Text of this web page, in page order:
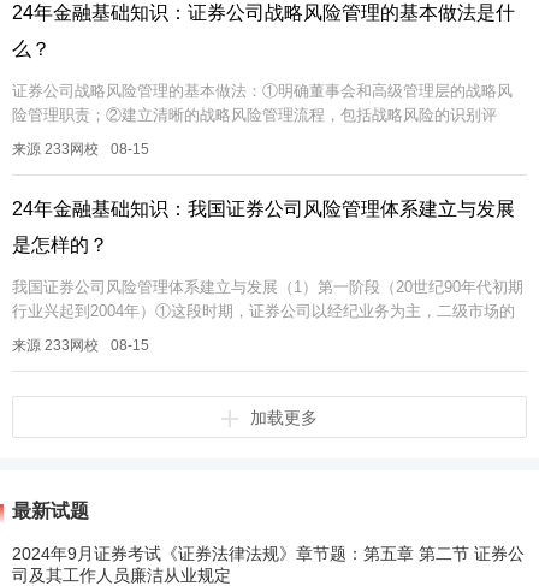
24年金融基础知识：证券公司战略风险管理的基本做法是什
么？
证券公司战略风险管理的基本做法：①明确董事会和高级管理层的战略风
险管理职责；②建立清晰的战略风险管理流程，包括战略风险的识别评
估、监控和报告等；③采取恰当的战略风险管理方法，如制定以风险为导
来源 233网校 08-15
24年金融基础知识：我国证券公司风险管理体系建立与发展
是怎样的？
我国证券公司风险管理体系建立与发展（1）第一阶段（20世纪90年代初期
行业兴起到2004年）①这段时期，证券公司以经纪业务为主，二级市场的
股票投资和投资银行的IPO承销业务逐步扩大。证券经纪业务的主要...
来源 233网校 08-15
加载更多
最新试题
2024年9月证券考试《证券法律法规》章节题：第五章 第二节 证券公
司及其工作人员廉洁从业规定